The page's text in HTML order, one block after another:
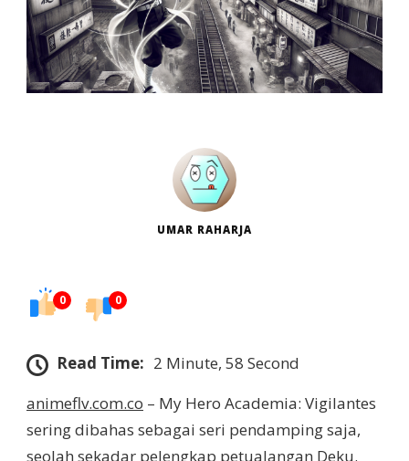
UMAR RAHARJA
0 0
Read Time: 2 Minute, 58 Second
animeflv.com.co – My Hero Academia: Vigilantes
sering dibahas sebagai seri pendamping saja,
seolah sekadar pelengkap petualangan Deku.